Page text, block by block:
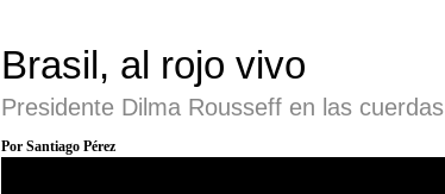
Brasil, al rojo vivo
Presidente Dilma Rousseff en las cuerdas
Por Santiago Pérez